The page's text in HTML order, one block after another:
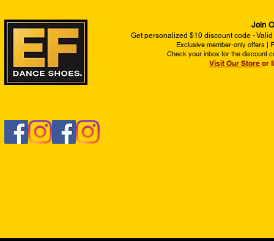
Join
Get personalized $10 discount code -
Exclusive member-only offers |
Check your inbox for the discount
Visit Our Store or